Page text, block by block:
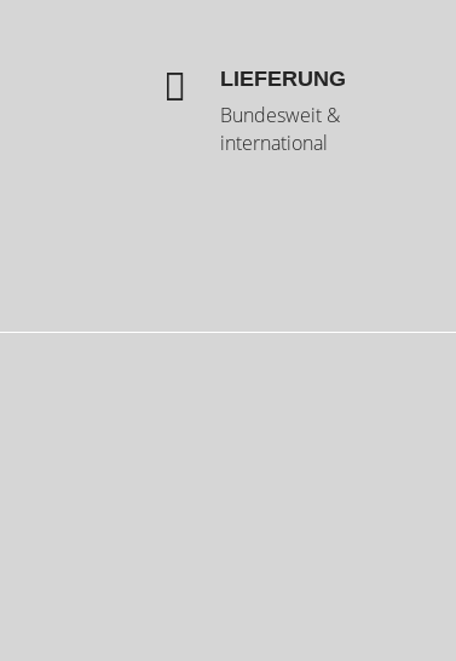
 LIEFERUNG
Bundesweit &
international